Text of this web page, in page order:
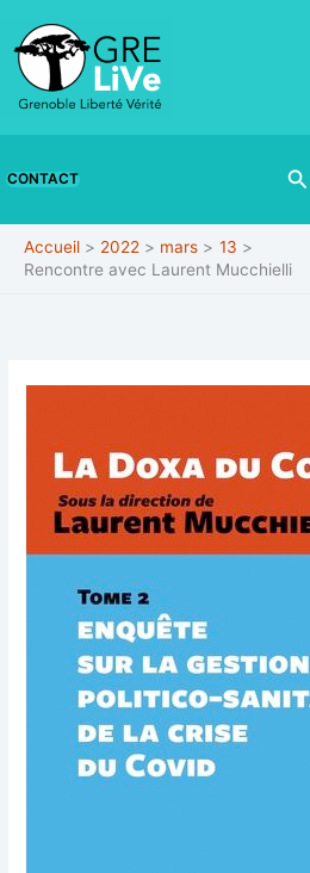
contenu
CONTACT
Accueil 2022 mars
13
Rencontre avec Laurent Mucchielli